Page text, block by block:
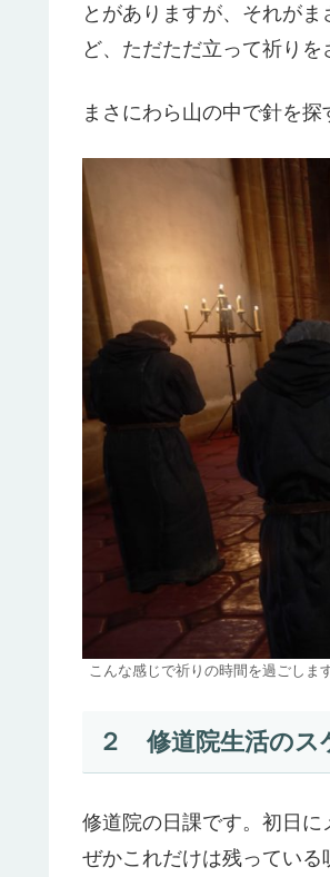
とがありますが、それが
ど、ただただ立って祈り
まさにわら山の中で針を探
こんな感じで祈りの時間を過ごしま
２ 修道院生活のス
修道院の日課です。初日
ぜかこれだけは残っている